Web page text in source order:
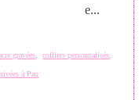
e...
gravées ,colliers personnalisés
à Pau